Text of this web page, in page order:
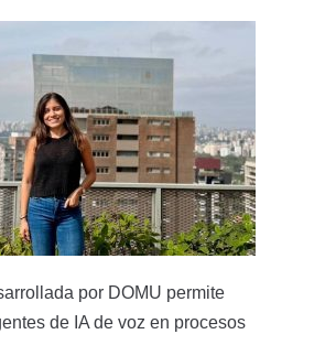
por DOMU permite
de IA de voz en procesos